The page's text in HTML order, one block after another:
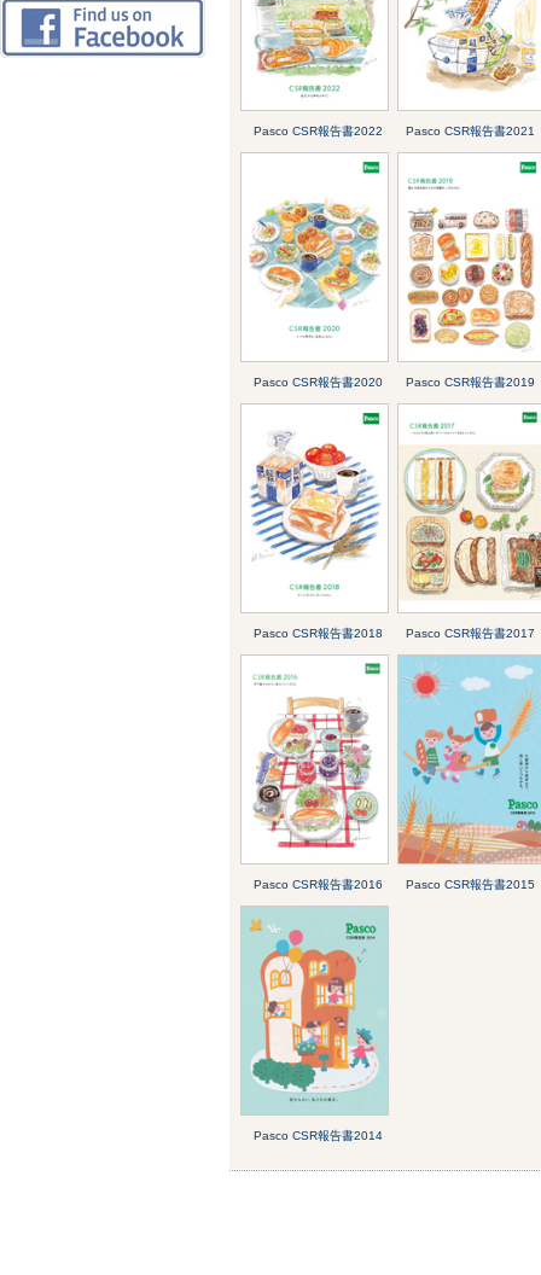
Pasco CSR報告書2022 Pasco CSR報告書2021
Pasco CSR報告書2020 Pasco CSR報告書2019
Pasco CSR報告書2018 Pasco CSR報告書2017
Pasco CSR報告書2016 Pasco CSR報告書2015
Pasco CSR報告書2014